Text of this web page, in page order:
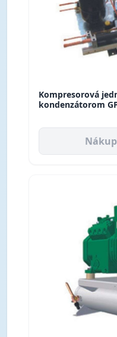
Kompresorová
kondenzátorom GP